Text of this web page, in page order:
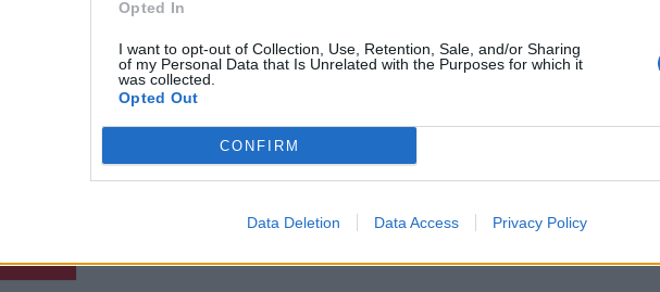
Opted In
I want to opt-out of Collection, Use, Retention, Sale, and/or Sharing
of my Personal Data that Is Unrelated with the Purposes for which it
was collected.
Opted Out
CONFIRM
Data Deletion Data Access Privacy Policy